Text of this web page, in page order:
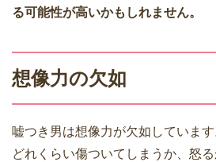
る可能性が高いかもしれません。
想像力の欠如
嘘つき男は想像力が欠如していま
どれくらい傷ついてしまうか、怒